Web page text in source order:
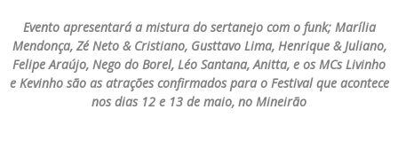
Evento apresentará a mistura do sertanejo com o funk; Marília
Mendonça, Zé Neto & Cristiano, Gusttavo Lima, Henrique & Juliano,
Felipe Araújo, Nego do Borel, Léo Santana, Anitta, e os MCs Livinho
e Kevinho são as atrações confirmados para o Festival que acontece
nos dias 12 e 13 de maio, no Mineirão